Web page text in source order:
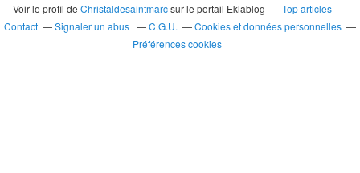
Voir le profil deChristaldesaintmarcsur le portail Eklablog
Top articles
Contact
Signaler un abus C.G.U.
Cookies et données personnelles
Préférences cookies